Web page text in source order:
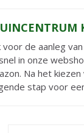
de aanleg
in onze
Na het
stap voor